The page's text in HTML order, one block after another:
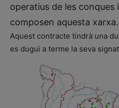
operatius de les conques
composen aquesta xarxa.
Aquest contracte tindrà una
es dugui a terme la seva